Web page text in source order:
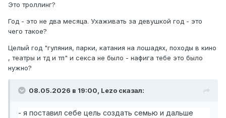
Это троллинг?
Год - это не два месяца. Ухаживать за девушкой год - это
чего такое?
Целый год "гуляния, парки, катания на лошадях, походы в кино
, театры и тд и тп" и секса не было - нафига тебе это было
нужно?
08.05.2026 в 19:00, Lezo сказал:
- я поставил себе цель создать семью и дальше